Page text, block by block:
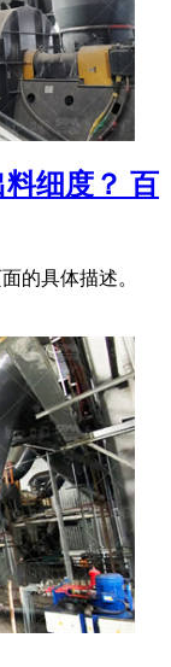
细度？ 百
的具体描述。